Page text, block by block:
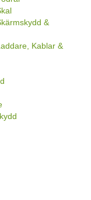
&
Kablar &